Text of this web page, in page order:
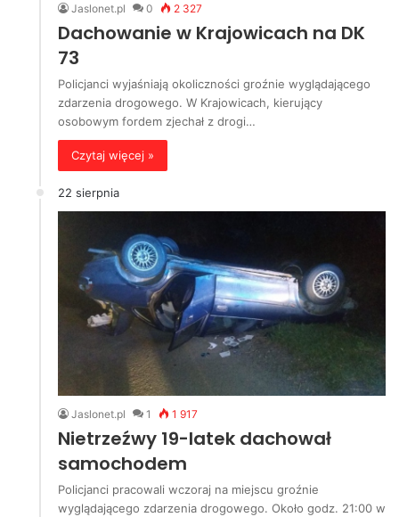
Jaslonet.pl 0 2 327
Dachowanie w Krajowicach na DK
73
Policjanci wyjaśniają okoliczności groźnie wyglądającego
zdarzenia drogowego. W Krajowicach, kierujący
osobowym fordem zjechał z drogi…
Czytaj więcej »
22 sierpnia
Jaslonet.pl 1 1 917
Nietrzeźwy 19-latek dachował
samochodem
Policjanci pracowali wczoraj na miejscu groźnie
wyglądającego zdarzenia drogowego. Około godz. 21:00 w